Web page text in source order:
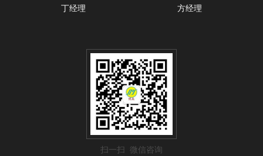
丁经理 方经理
扫一扫 微信咨询